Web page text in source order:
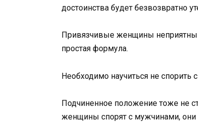
достоинства будет безвозвратно
Привязчивые женщины неприятны
простая формула.
Необходимо научиться не спорить
Подчиненное положение тоже не
женщины спорят с мужчинами, они